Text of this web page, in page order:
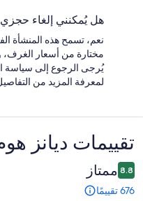
هل يُمكنني إلغاء حجزي
نعم، تسمح هذه المنشأة
مختارة من أسعار الغرف،
يُرجى الرجوع إلى سياسة
لمعرفة المزيد من
التقييمات
تقييمات ⁦ديانز هوم بودابيست⁩
8.8 ممتاز
676 تقييمًا